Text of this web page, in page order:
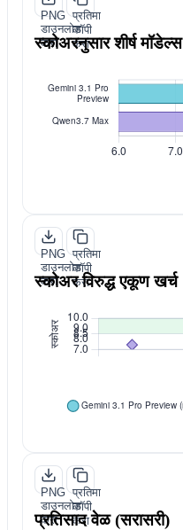
PNG
डाउनलोड
करा
प्रतिमा
कॉपी
करा
स्कोअरनुसार शीर्ष मॉडेल्स
PNG
डाउनलोड
करा
प्रतिमा
कॉपी
करा
स्कोअर विरुद्ध एकूण खर्च
PNG
डाउनलोड
करा
प्रतिमा
कॉपी
करा
प्रतिसाद वेळ (सरासरी)